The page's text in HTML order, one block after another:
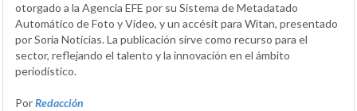
otorgado a la Agencia EFE por su Sistema de Metadatado
Automático de Foto y Vídeo, y un accésit para Witan, presentado
por Soria Noticias. La publicación sirve como recurso para el
sector, reflejando el talento y la innovación en el ámbito
periodístico.
PorRedacción